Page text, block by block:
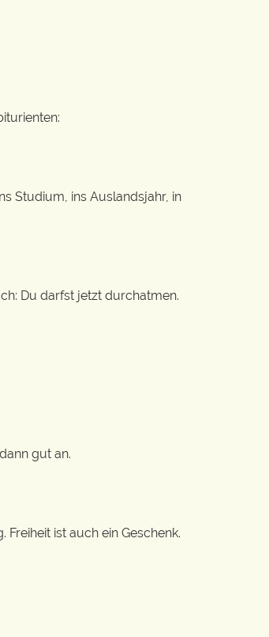
Studium, ins Auslandsjahr, in
Du darfst jetzt durchatmen.
gut an.
ist auch ein Geschenk.